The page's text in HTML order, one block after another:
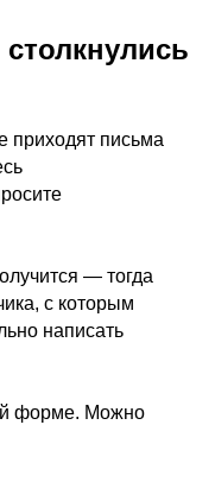
приходят письма
— тогда
с которым
написать
форме. Можно